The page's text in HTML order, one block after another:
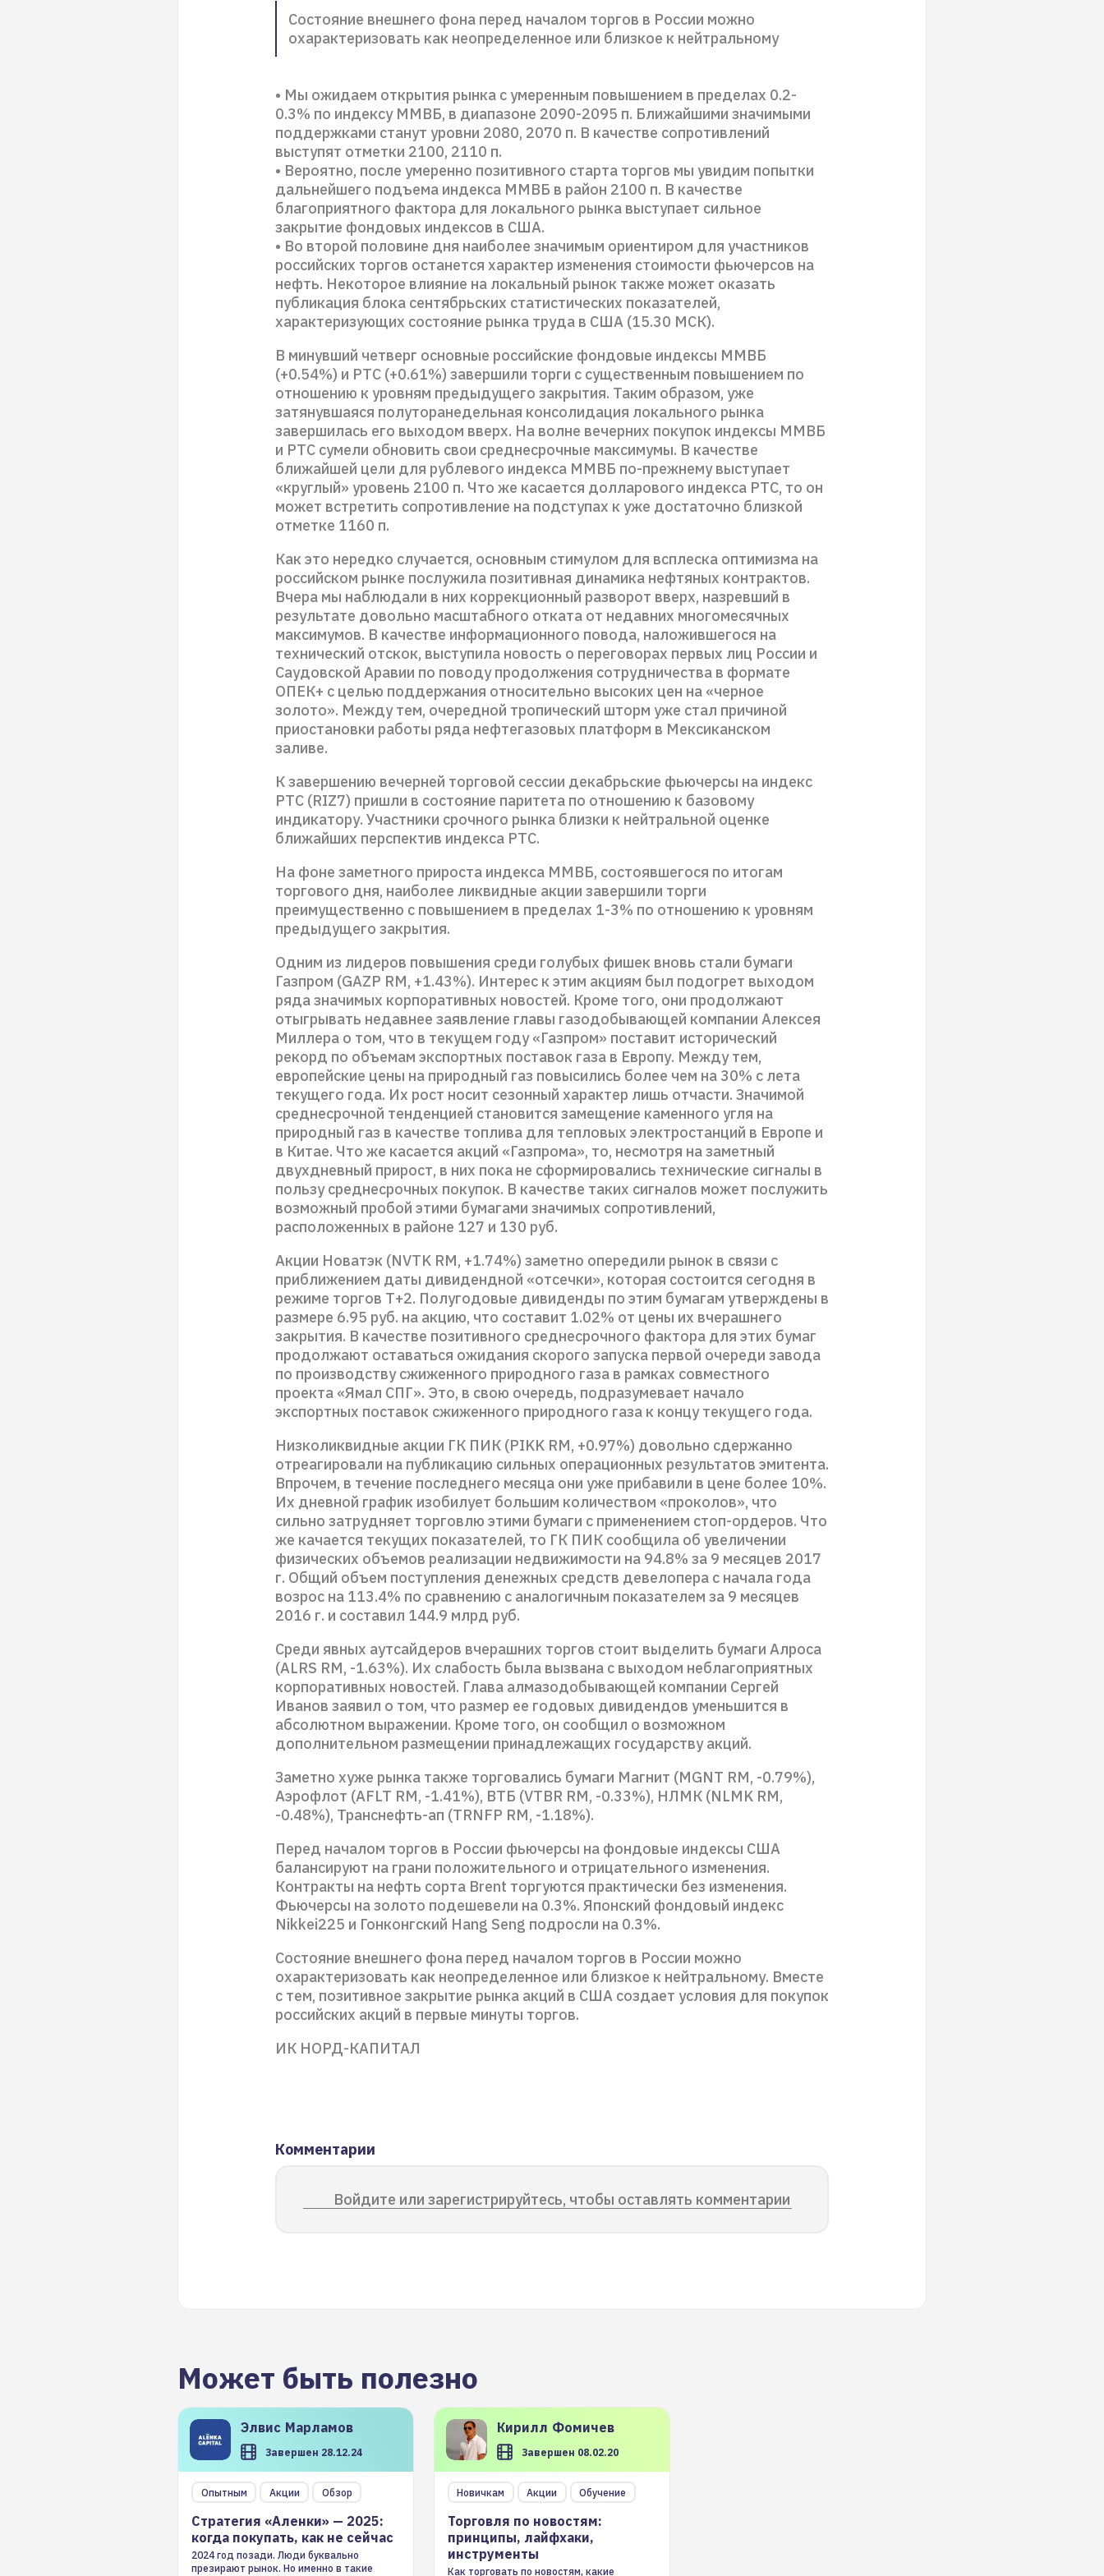
Состояние внешнего фона перед началом торгов в России можно
охарактеризовать как неопределенное или близкое к нейтральному
• Мы ожидаем открытия рынка с умеренным повышением в пределах 0.2-
0.3% по индексу ММВБ, в диапазоне 2090-2095 п. Ближайшими значимыми
поддержками станут уровни 2080, 2070 п. В качестве сопротивлений
выступят отметки 2100, 2110 п.
• Вероятно, после умеренно позитивного старта торгов мы увидим попытки
дальнейшего подъема индекса ММВБ в район 2100 п. В качестве
благоприятного фактора для локального рынка выступает сильное
закрытие фондовых индексов в США.
• Во второй половине дня наиболее значимым ориентиром для участников
российских торгов останется характер изменения стоимости фьючерсов на
нефть. Некоторое влияние на локальный рынок также может оказать
публикация блока сентябрьских статистических показателей,
характеризующих состояние рынка труда в США (15.30 МСК).
В минувший четверг основные российские фондовые индексы ММВБ
(+0.54%) и РТС (+0.61%) завершили торги с существенным повышением по
отношению к уровням предыдущего закрытия. Таким образом, уже
затянувшаяся полуторанедельная консолидация локального рынка
завершилась его выходом вверх. На волне вечерних покупок индексы ММВБ
и РТС сумели обновить свои среднесрочные максимумы. В качестве
ближайшей цели для рублевого индекса ММВБ по-прежнему выступает
«круглый» уровень 2100 п. Что же касается долларового индекса РТС, то он
может встретить сопротивление на подступах к уже достаточно близкой
отметке 1160 п.
Как это нередко случается, основным стимулом для всплеска оптимизма на
российском рынке послужила позитивная динамика нефтяных контрактов.
Вчера мы наблюдали в них коррекционный разворот вверх, назревший в
результате довольно масштабного отката от недавних многомесячных
максимумов. В качестве информационного повода, наложившегося на
технический отскок, выступила новость о переговорах первых лиц России и
Саудовской Аравии по поводу продолжения сотрудничества в формате
ОПЕК+ с целью поддержания относительно высоких цен на «черное
золото». Между тем, очередной тропический шторм уже стал причиной
приостановки работы ряда нефтегазовых платформ в Мексиканском
заливе.
К завершению вечерней торговой сессии декабрьские фьючерсы на индекс
РТС (RIZ7) пришли в состояние паритета по отношению к базовому
индикатору. Участники срочного рынка близки к нейтральной оценке
ближайших перспектив индекса РТС.
На фоне заметного прироста индекса ММВБ, состоявшегося по итогам
торгового дня, наиболее ликвидные акции завершили торги
преимущественно с повышением в пределах 1-3% по отношению к уровням
предыдущего закрытия.
Одним из лидеров повышения среди голубых фишек вновь стали бумаги
Газпром (GAZP RM, +1.43%). Интерес к этим акциям был подогрет выходом
ряда значимых корпоративных новостей. Кроме того, они продолжают
отыгрывать недавнее заявление главы газодобывающей компании Алексея
Миллера о том, что в текущем году «Газпром» поставит исторический
рекорд по объемам экспортных поставок газа в Европу. Между тем,
европейские цены на природный газ повысились более чем на 30% с лета
текущего года. Их рост носит сезонный характер лишь отчасти. Значимой
среднесрочной тенденцией становится замещение каменного угля на
природный газ в качестве топлива для тепловых электростанций в Европе и
в Китае. Что же касается акций «Газпрома», то, несмотря на заметный
двухдневный прирост, в них пока не сформировались технические сигналы в
пользу среднесрочных покупок. В качестве таких сигналов может послужить
возможный пробой этими бумагами значимых сопротивлений,
расположенных в районе 127 и 130 руб.
Акции Новатэк (NVTK RM, +1.74%) заметно опередили рынок в связи с
приближением даты дивидендной «отсечки», которая состоится сегодня в
режиме торгов Т+2. Полугодовые дивиденды по этим бумагам утверждены в
размере 6.95 руб. на акцию, что составит 1.02% от цены их вчерашнего
закрытия. В качестве позитивного среднесрочного фактора для этих бумаг
продолжают оставаться ожидания скорого запуска первой очереди завода
по производству сжиженного природного газа в рамках совместного
проекта «Ямал СПГ». Это, в свою очередь, подразумевает начало
экспортных поставок сжиженного природного газа к концу текущего года.
Низколиквидные акции ГК ПИК (PIKK RM, +0.97%) довольно сдержанно
отреагировали на публикацию сильных операционных результатов эмитента.
Впрочем, в течение последнего месяца они уже прибавили в цене более 10%.
Их дневной график изобилует большим количеством «проколов», что
сильно затрудняет торговлю этими бумаги с применением стоп-ордеров. Что
же качается текущих показателей, то ГК ПИК сообщила об увеличении
физических объемов реализации недвижимости на 94.8% за 9 месяцев 2017
г. Общий объем поступления денежных средств девелопера с начала года
возрос на 113.4% по сравнению с аналогичным показателем за 9 месяцев
2016 г. и составил 144.9 млрд руб.
Среди явных аутсайдеров вчерашних торгов стоит выделить бумаги Алроса
(ALRS RM, -1.63%). Их слабость была вызвана с выходом неблагоприятных
корпоративных новостей. Глава алмазодобывающей компании Сергей
Иванов заявил о том, что размер ее годовых дивидендов уменьшится в
абсолютном выражении. Кроме того, он сообщил о возможном
дополнительном размещении принадлежащих государству акций.
Заметно хуже рынка также торговались бумаги Магнит (MGNТ RM, -0.79%),
Аэрофлот (AFLT RM, -1.41%), ВТБ (VTBR RM, -0.33%), НЛМК (NLMK RM,
-0.48%), Транснефть-ап (TRNFP RM, -1.18%).
Перед началом торгов в России фьючерсы на фондовые индексы США
балансируют на грани положительного и отрицательного изменения.
Контракты на нефть сорта Brent торгуются практически без изменения.
Фьючерсы на золото подешевели на 0.3%. Японский фондовый индекс
Nikkei225 и Гонконгский Hang Seng подросли на 0.3%.
Состояние внешнего фона перед началом торгов в России можно
охарактеризовать как неопределенное или близкое к нейтральному. Вместе
с тем, позитивное закрытие рынка акций в США создает условия для покупок
российских акций в первые минуты торгов.
ИК НОРД-КАПИТАЛ
Комментарии
Войдите или зарегистрируйтесь, чтобы оставлять комментарии
Может быть полезно
Элвис Марламов
Завершен 28.12.24
Опытным Акции Обзор
Стратегия «Аленки» — 2025:
когда покупать, как не сейчас
2024 год позади. Люди буквально
презирают рынок. Но именно в такие
Кирилл Фомичев
Завершен 08.02.20
Новичкам Акции Обучение
Торговля по новостям:
принципы, лайфхаки,
инструменты
Как торговать по новостям, какие